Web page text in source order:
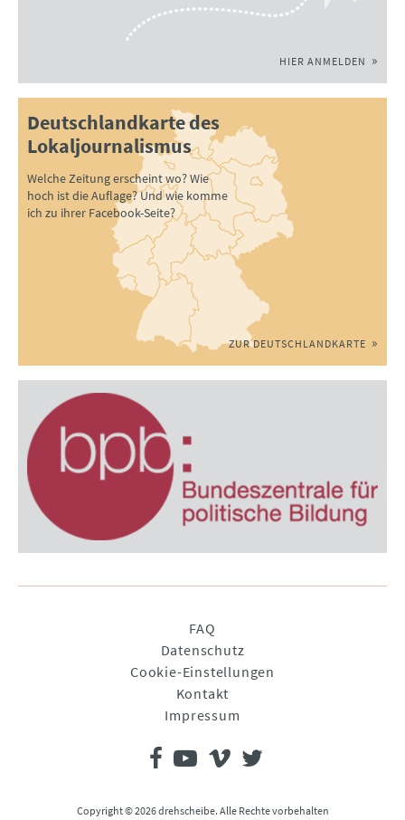
HIER ANMELDEN
Deutschlandkarte des
Lokaljournalismus
Welche Zeitung erscheint wo? Wie
hoch ist die Auflage? Und wie komme
ich zu ihrer Facebook-Seite?
ZUR DEUTSCHLANDKARTE
FAQ
Datenschutz
Cookie-Einstellungen
Kontakt
Impressum
Copyright © 2026 drehscheibe. Alle Rechte vorbehalten